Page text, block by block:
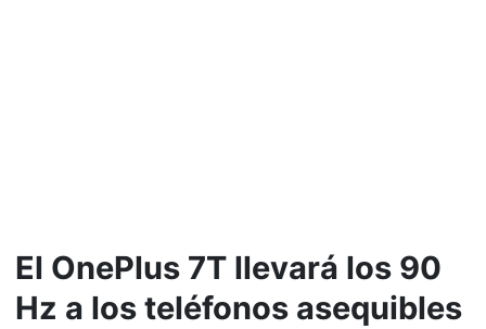
El OnePlus 7T llevará los 90
Hz a los teléfonos asequibles